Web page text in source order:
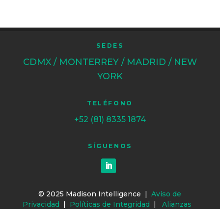
SEDES
CDMX / MONTERREY / MADRID / NEW
YORK
TELÉFONO
+52 (81) 8335 1874
SÍGUENOS
© 2025 Madison Intelligence |Aviso de
Privacidad | Políticas de Integridad | Alianzas